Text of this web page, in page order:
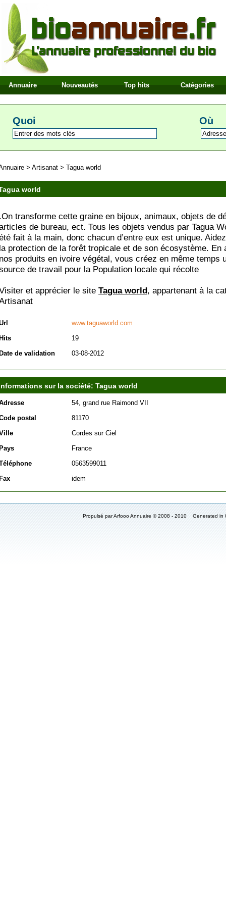
Annuaire Nouveautés Top hits Catégories
Quoi Où
> Artisanat > Tagua world
world
transforme cette graine en bijoux, animaux, objets de
de bureau, ect. Tous les objets vendus par Tagua
fait à la main, donc chacun d’entre eux est unique.
protection de la forêt tropicale et de son écosystème. En
produits en ivoire végétal, vous créez en même temps
de travail pour la Population locale qui récolte
et apprécier le site Tagua world, appartenant à la
www.taguaworld.com
19
de validation
03-08-2012
sur la société: Tagua world
54, grand rue Raimond VII
postal
81170
Cordes sur Ciel
France
0563599011
idem
Propulsé par Arfooo Annuaire © 2008 - 2010 Generated